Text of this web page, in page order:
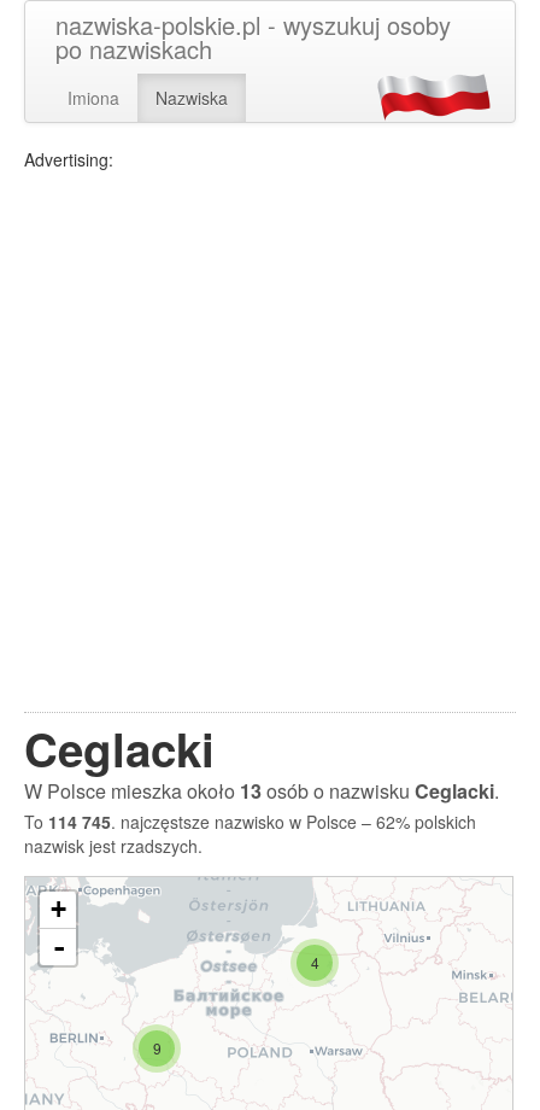
nazwiska-polskie.pl - wyszukuj osoby
po nazwiskach
Imiona Nazwiska
Advertising:
Ceglacki
W Polsce mieszka około 13osób o nazwisku Ceglacki.
To 114 745. najczęstsze nazwisko w Polsce – 62% polskich
nazwisk jest rzadszych.
9
4
+
-